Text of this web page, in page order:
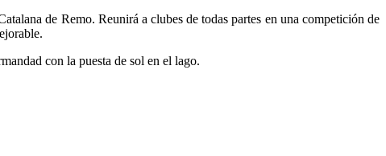
de Remo. Reunirá a clubes de todas partes en una competición de
con la puesta de sol en el lago.